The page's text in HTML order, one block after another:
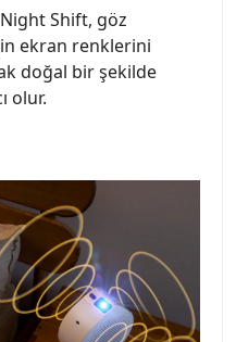
Shift, göz
ekran renklerini
doğal bir şekilde
olur.